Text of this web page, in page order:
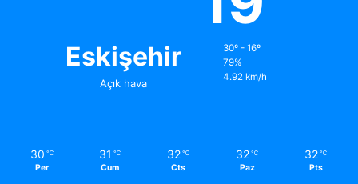
Eskişehir
Açık hava
30º - 16º
79%
4.92 km/h
30 ℃
Per
31 ℃
Cum
32 ℃
Cts
32 ℃
Paz
32 ℃
Pts